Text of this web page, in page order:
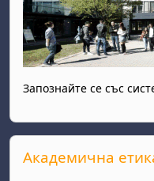
Запознайте се със
Прескочи Академична
Академична